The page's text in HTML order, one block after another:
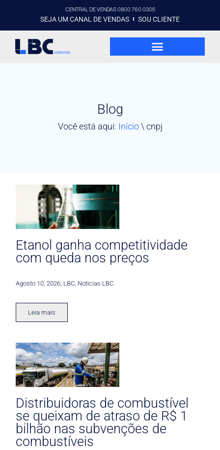
CENTRAL DE VENDAS 0800 760 0305
SEJA UM CANAL DE VENDAS SOU CLIENTE
Blog
Você está aqui: Início\ cnpj
Etanol ganha competitividade
com queda nos preços
Agosto 10, 2026 LBC Noticias LBC
Leia mais
Distribuidoras de combustível
se queixam de atraso de R$ 1
bilhão nas subvenções de
combustíveis